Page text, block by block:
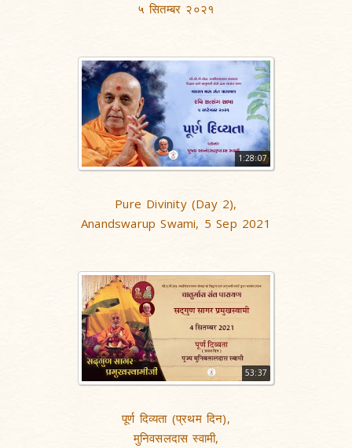
५ सितम्बर २०२१
1:28:07
Pure Divinity (Day 2),
Anandswarup Swami, 5 Sep 2021
53:37
पूर्ण दिव्यता (प्रथम दिन),
मुनिवसलदास स्वामी,